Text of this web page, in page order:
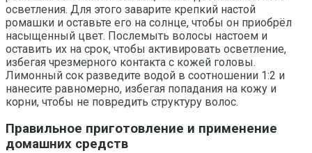
осветления. Для этого заварите крепкий настой
ромашки и оставьте его на солнце, чтобы он приобрёл
насыщенный цвет. Послемыть волосы настоем и
оставить их на срок, чтобы активировать осветление,
избегая чрезмерного контакта с кожей головы.
Лимонный сок разведите водой в соотношении 1:2 и
нанесите равномерно, избегая попадания на кожу и
корни, чтобы не повредить структуру волос.
Правильное приготовление и применение
домашних средств